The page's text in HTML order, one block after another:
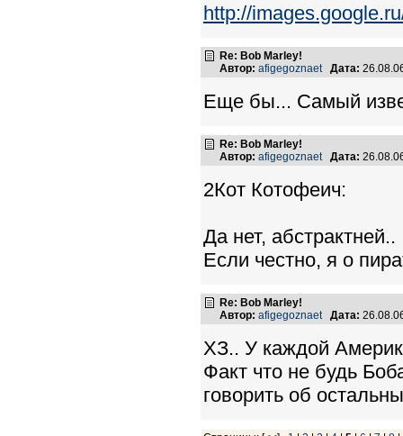
http://
Re: Bob Marley!
Автор: afigegoznaet Дата:
Еще бы... Самый
Re: Bob Marley!
Автор: afigegoznaet Дата:
2Кот Котофеич:
Да нет, абстрактней..
Если честно, я о
Re: Bob Marley!
Автор: afigegoznaet Дата:
ХЗ.. У каждой
Факт что не будь
говорить об